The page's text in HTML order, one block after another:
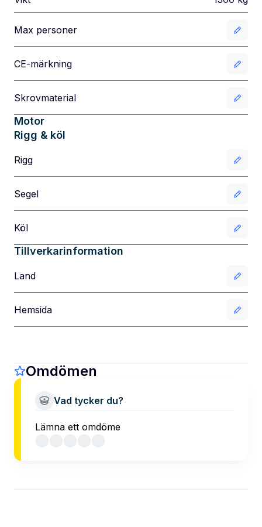
Max personer
CE-märkning
Skrovmaterial
Motor
Rigg & köl
Rigg
Segel
Köl
Tillverkarinformation
Land
Hemsida
Omdömen
Vad tycker du?
Lämna ett omdöme